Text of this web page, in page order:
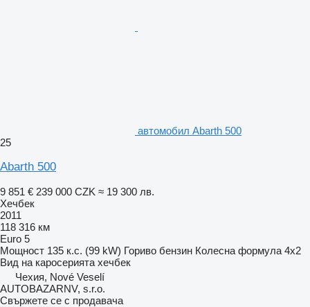
автомобил Abarth 500
25
Abarth 500
9 851 € 239 000 CZK ≈ 19 300 лв.
Хечбек
2011
118 316 км
Euro 5
Мощност 135 к.с. (99 kW) Гориво бензин Колесна формула 4x2
Вид на каросерията хечбек
Чехия, Nové Veselí
AUTOBAZARNV, s.r.o.
Свържете се с продавача